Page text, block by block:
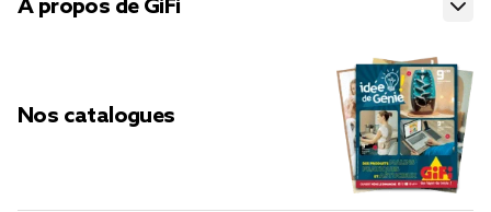
À propos de GiFi
Nos catalogues